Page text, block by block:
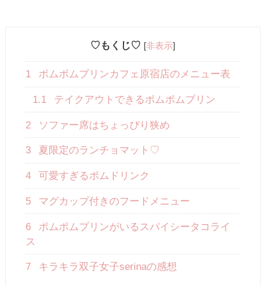
♡もくじ♡ [非表示]
1 ポムポムプリンカフェ原宿店のメニュー表
1.1 テイクアウトできるポムポムプリン
2 ソファー席はちょっぴり狭め
3 夏限定のランチョマット♡
4 可愛すぎるポムドリンク
5 マグカップ付きのフードメニュー
6
ポムポムプリンがいるスパイシータコライ
ス
7 キラキラ双子女子serinaの感想